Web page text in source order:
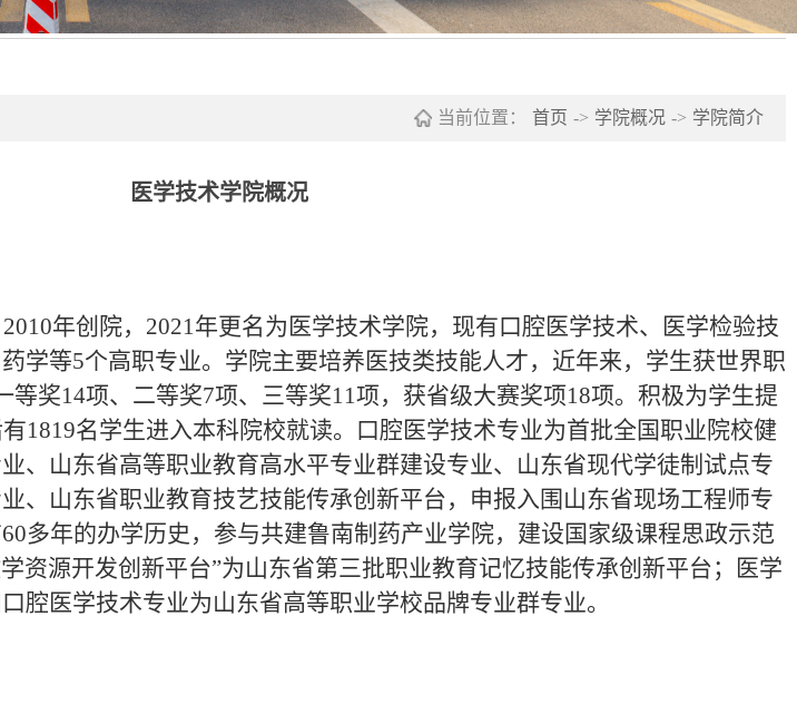
当前位置： 首页 -> 学院概况 -> 学院简介
医学技术学院概况
2010年创院，2021年更名为医学技术学院，现有口腔医学技术、医学检验技
学等5个高职专业。学院主要培养医技类技能人才，近年来，学生获世界职
等奖14项、二等奖7项、三等奖11项，获省级大赛奖项18项。积极为学生提
1819名学生进入本科院校就读。口腔医学技术专业为首批全国职业院校健
、山东省高等职业教育高水平专业群建设专业、山东省现代学徒制试点专
、山东省职业教育技艺技能传承创新平台，申报入围山东省现场工程师专
多年的办学历史，参与共建鲁南制药产业学院，建设国家级课程思政示范
资源开发创新平台”为山东省第三批职业教育记忆技能传承创新平台；医学
腔医学技术专业为山东省高等职业学校品牌专业群专业。